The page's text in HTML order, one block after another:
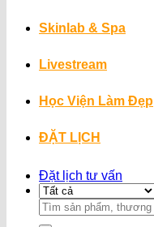
Skinlab & Spa
Livestream
Học Viện Làm Đẹp
ĐẶT LỊCH
Đặt lịch tư vấn
Search
for: